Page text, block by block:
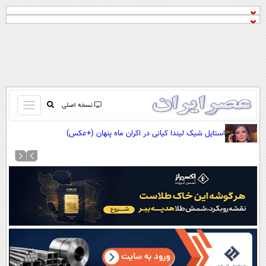
نسخه اصلی
باز
و
کردن
منو
صفحه اول
نظرسنجی
آب و هوا
سواد زندگی
استایل شیک لیندا کیانی در اکران ماه پنهان (+عکس)